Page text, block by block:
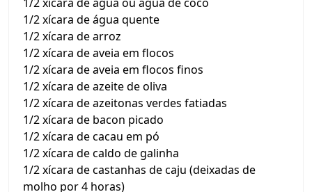
1/2 xícara de água quente
1/2 xícara de arroz
1/2 xícara de aveia em flocos
1/2 xícara de aveia em flocos finos
1/2 xícara de azeite de oliva
1/2 xícara de azeitonas verdes fatiadas
1/2 xícara de bacon picado
1/2 xícara de cacau em pó
1/2 xícara de caldo de galinha
1/2 xícara de castanhas de caju (deixadas de
molho por 4 horas)